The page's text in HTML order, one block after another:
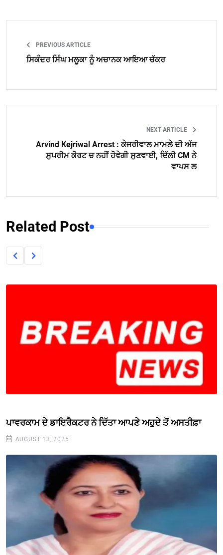
PREVIOUS ARTICLE
ਸਿਕੰਦਰ ਸਿੰਘ ਮਲੂਕਾ ਨੂੰ ਅਚਾਨਕ ਆਇਆ ਚੱਕਰ
NEXT ARTICLE
Arvind Kejriwal Arrest : ਕੇਜਰੀਵਾਲ ਮਾਮਲੇ ਦੀ ਅੱਜ
ਸੁਪਰੀਮ ਕੋਰਟ ਚ ਨਹੀਂ ਹੋਵੇਗੀ ਸੁਣਵਾਈ, ਦਿੱਲੀ CM ਨੇ
ਵਾਪਸ ਲ
Related Post
ਪਾਵਰਕਾਮ ਦੇ ਡਾਇਰੈਕਟਰ ਨੇ ਦਿੱਤਾ ਆਪਣੇ ਅਹੁਦੇ ਤੋਂ ਅਸਤੀਫ਼ਾ
AUGUST 13, 2025